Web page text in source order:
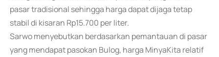
pasar tradisional sehingga harga dapat dijaga tetap
stabil di kisaran Rp15.700 per liter.
Sarwo menyebutkan berdasarkan pemantauan di pasar
yang mendapat pasokan Bulog, harga MinyaKita relatif